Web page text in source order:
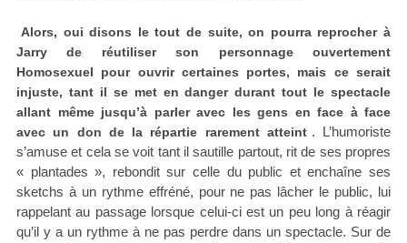
Alors, oui disons le tout de suite, on pourra reprocher à
Jarry de réutiliser son personnage ouvertement
Homosexuel pour ouvrir certaines portes, mais ce serait
injuste, tant il se met en danger durant tout le spectacle
allant même jusqu’à parler avec les gens en face à face
avec un don de la répartie rarement atteint . L’humoriste
s’amuse et cela se voit tant il sautille partout, rit de ses propres
« plantades », rebondit sur celle du public et enchaîne ses
sketchs à un rythme effréné, pour ne pas lâcher le public, lui
rappelant au passage lorsque celui-ci est un peu long à réagir
qu’il y a un rythme à ne pas perdre dans un spectacle. Sur de